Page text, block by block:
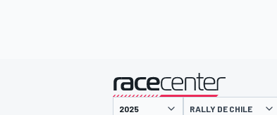
presentado por
RALLY DE CHILE